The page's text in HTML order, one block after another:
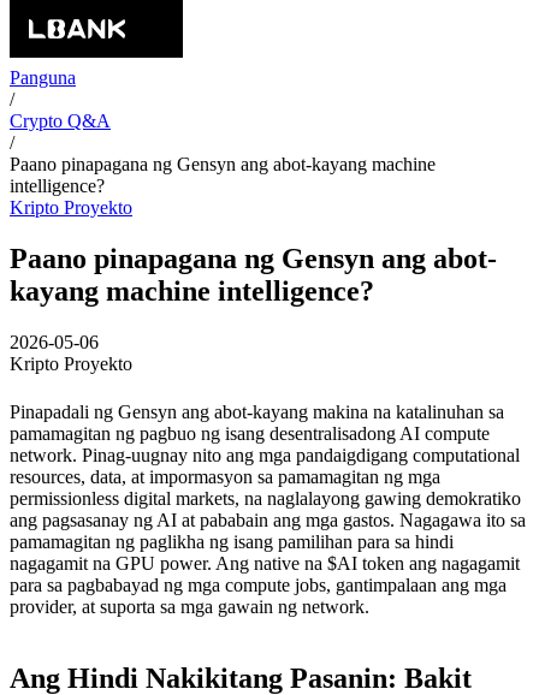
Panguna
/
Crypto Q&A
/
Paano pinapagana ng Gensyn ang abot-kayang machine
intelligence?
Kripto Proyekto
Paano pinapagana ng Gensyn ang abot-
kayang machine intelligence?
2026-05-06
Kripto Proyekto
Pinapadali ng Gensyn ang abot-kayang makina na katalinuhan sa
pamamagitan ng pagbuo ng isang desentralisadong AI compute
network. Pinag-uugnay nito ang mga pandaigdigang computational
resources, data, at impormasyon sa pamamagitan ng mga
permissionless digital markets, na naglalayong gawing demokratiko
ang pagsasanay ng AI at pababain ang mga gastos. Nagagawa ito sa
pamamagitan ng paglikha ng isang pamilihan para sa hindi
nagagamit na GPU power. Ang native na $AI token ang nagagamit
para sa pagbabayad ng mga compute jobs, gantimpalaan ang mga
provider, at suporta sa mga gawain ng network.
Ang Hindi Nakikitang Pasanin: Bakit